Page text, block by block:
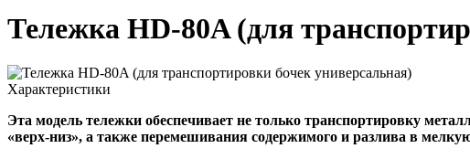
Тележка HD-80A (для
Характеристики
Эта модель тележки обеспечивает не только транспортировку
«верх-низ», а также перемешивания содержимого и разлива в